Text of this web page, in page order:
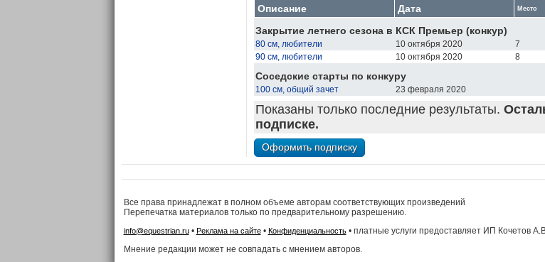
Описание Дата Место
Закрытие летнего сезона в КСК Премьер (конкур)
80 см, любители 10 октября 2020 7
90 см, любители
10 октября 2020 8
Соседские старты по конкуру
100 см, общий зачет 23 февраля 2020
Показаны только последние результаты.
подписке.
Все права принадлежат в полном объеме авторам соответствующих произведений
Перепечатка материалов только по предварительному разрешению.
info@equestrian.ru• Реклама на сайте• Конфиденциальность• платные услуги предоставляет ИП Кочетов
Мнение редакции может не совпадать с мнением авторов.